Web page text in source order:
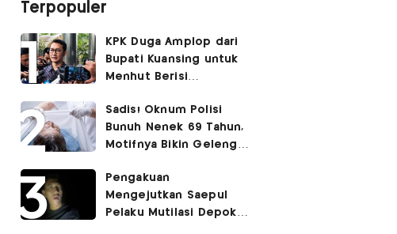
Terpopuler
KPK Duga Amplop dari
Bupati Kuansing untuk
Menhut Berisi
Pengembaliannya
Belum Utuh
Sadis! Oknum Polisi
Bunuh Nenek 69 Tahun,
Motifnya Bikin Geleng
Pengakuan
Mengejutkan Saepul
Pelaku Mutilasi Depok: